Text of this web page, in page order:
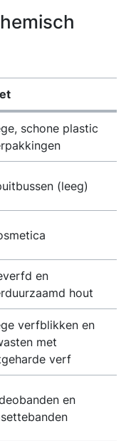
schone plastic
(leeg)
en
hout
verfblikken en
met
verf
en